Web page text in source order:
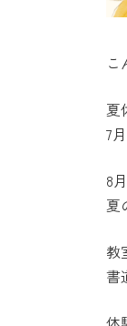
こ
夏
7
8
夏
教
書